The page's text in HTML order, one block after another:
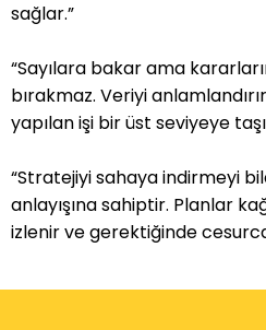
sağlar.”
“Sayılara bakar ama
bırakmaz. Veriyi
yapılan işi bir üst seviyeye
“Stratejiyi sahaya indirmeyi
anlayışına sahiptir. Planlar
izlenir ve gerektiğinde